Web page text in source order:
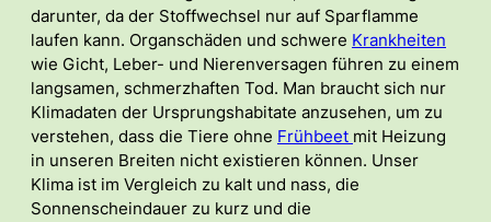
darunter, da der Stoffwechsel nur auf Sparflamme
laufen kann. Organschäden und schwere Krankheiten
wie Gicht, Leber- und Nierenversagen führen zu einem
langsamen, schmerzhaften Tod. Man braucht sich nur
Klimadaten der Ursprungshabitate anzusehen, um zu
verstehen, dass die Tiere ohne Frühbeet mit Heizung
in unseren Breiten nicht existieren können. Unser
Klima ist im Vergleich zu kalt und nass, die
Sonnenscheindauer zu kurz und die